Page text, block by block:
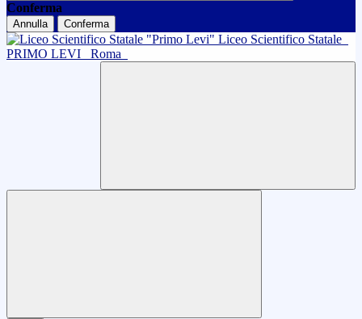
Conferma
Annulla Conferma
Liceo Scientifico Statale
PRIMO LEVI
Roma